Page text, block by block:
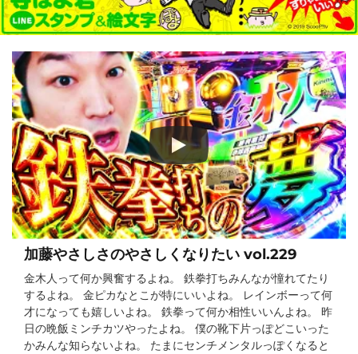
加藤やさしさのやさしくなりたい vol.229
金木人って何か興奮するよね。 鉄拳打ちみんなが憧れてたり
するよね。 金ピカなとこが特にいいよね。 レインボーって何
才になっても嬉しいよね。 鉄拳って何か相性いいんよね。 昨
日の晩飯ミンチカツやったよね。 僕の靴下片っぽどこいった
かみんな知らないよね。 たまにセンチメンタルっぽくなると